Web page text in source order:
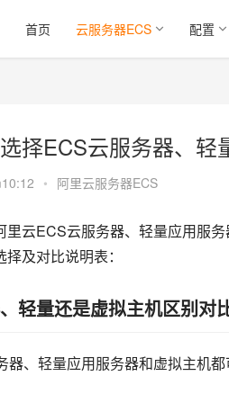
首页 云服务器ECS 配置
择ECS云服务器、
• 阿里云服务器ECS
里云ECS云服务器、轻量应用服
及对比说明表：
轻量还是虚拟主机区别对
器、轻量应用服务器和虚拟主机